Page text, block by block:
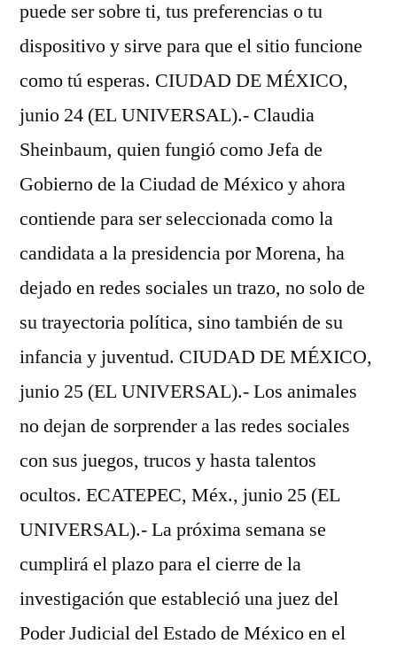
puede ser sobre ti, tus preferencias o tu
dispositivo y sirve para que el sitio funcione
como tú esperas. CIUDAD DE MÉXICO,
junio 24 (EL UNIVERSAL).- Claudia
Sheinbaum, quien fungió como Jefa de
Gobierno de la Ciudad de México y ahora
contiende para ser seleccionada como la
candidata a la presidencia por Morena, ha
dejado en redes sociales un trazo, no solo de
su trayectoria política, sino también de su
infancia y juventud. CIUDAD DE MÉXICO,
junio 25 (EL UNIVERSAL).- Los animales
no dejan de sorprender a las redes sociales
con sus juegos, trucos y hasta talentos
ocultos. ECATEPEC, Méx., junio 25 (EL
UNIVERSAL).- La próxima semana se
cumplirá el plazo para el cierre de la
investigación que estableció una juez del
Poder Judicial del Estado de México en el